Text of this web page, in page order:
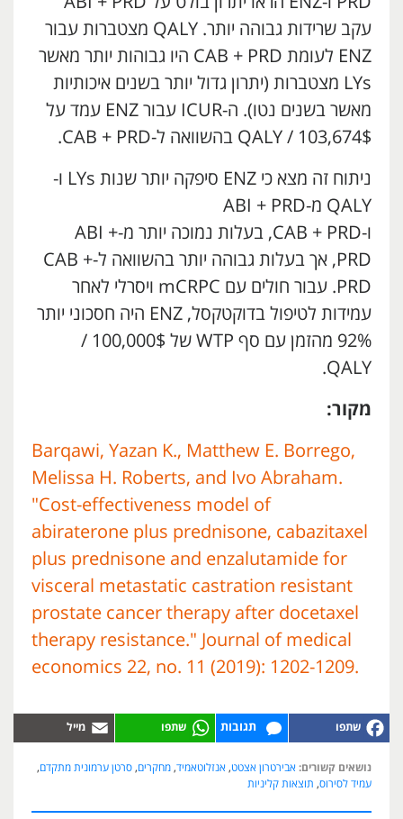
עקב שרידות גבוהה יותר. QALY מצטברות עבור
ENZ לעומת CAB + PRD היו גבוהות יותר מאשר
LYs מצטברות (יתרון גדול יותר בשנים איכותיות
מאשר בשנים נטו). ה-ICUR עבור ENZ עמד על
103,674$ / QALY בהשוואה ל-CAB + PRD.
ניתוח זה מצא כי ENZ סיפקה יותר שנות LYs ו-
QALY מ-ABI + PRD
ו-CAB + PRD, בעלות נמוכה יותר מ-ABI +
PRD, אך בעלות גבוהה יותר בהשוואה ל-CAB +
PRD. עבור חולים עם mCRPC ויסרלי לאחר
עמידות לטיפול בדוקטקסל, ENZ היה חסכוני יותר
92% מהזמן עם סף WTP של 100,000$ /
QALY.
מקור:
Barqawi, Yazan K., Matthew E. Borrego,
Melissa H. Roberts, and Ivo Abraham.
"Cost-effectiveness model of
abiraterone plus prednisone, cabazitaxel
plus prednisone and enzalutamide for
visceral metastatic castration resistant
prostate cancer therapy after docetaxel
therapy resistance." Journal of medical
economics 22, no. 11 (2019): 1202-1209.
תגובות
נושאים קשורים: אבירטרון אצטט, אנזלוטאמיד, מחקרים, סרטן ערמונית מתקדם,
עמיד לסירוס, תוצאות קליניות